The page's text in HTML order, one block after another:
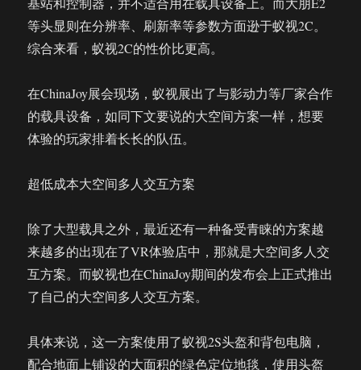
等头显则在分辨率、刷新率等参数方面逊于蚁视2C。
综合来看，蚁视2C的性价比更高。
在ChinaJoy展会现场，蚁视展出了与影动力等厂家合作
的载具设备，如同下文要说的大空间方案一样，想要
体验的玩家排着长长的队伍。
超低成本大空间多人交互方案
除了大型载具之外，最近还有一种备受青睐的方案越
来越多的出现在了VR体验店中，那就是大空间多人交
互方案。而蚁视也在ChinaJoy期间的发布会上正式推出
了自己的大空间多人交互方案。
具体来说，这一方案使用了蚁视2S头盔和背包电脑，
配合地面上铺设的大面积的绿色定位地毯，使用头盔